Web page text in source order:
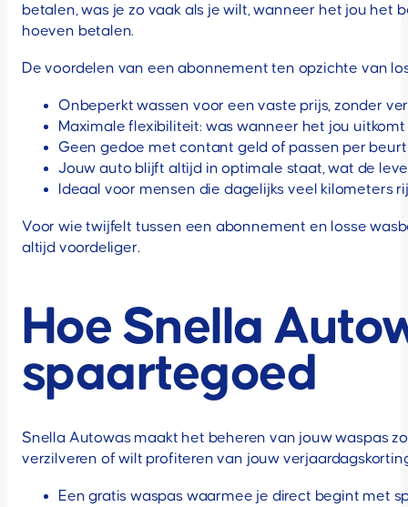
betalen, was je zo vaak als je wilt, wanneer het jou het
hoeven betalen.
De voordelen van een abonnement ten opzichte van
Onbeperkt wassen voor een vaste prijs, zonder
Maximale flexibiliteit: was wanneer het jou uitkomt
Geen gedoe met contant geld of passen per beurt
Jouw auto blijft altijd in optimale staat, wat de
Ideaal voor mensen die dagelijks veel kilometers
Voor wie twijfelt tussen een abonnement en losse
altijd voordeliger.
Hoe Snella
spaartegoed
Snella Autowas maakt het beheren van jouw waspas
verzilveren of wilt profiteren van jouw
Een gratis waspas waarmee je direct begint met